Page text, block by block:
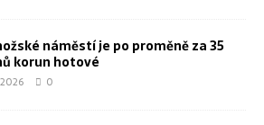
náměstí je po proměně za 35
korun hotové
0